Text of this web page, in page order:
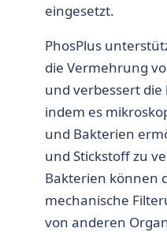
eingesetzt.
PhosPlus
die Vermehrung
und verbessert
indem es
und Bakterien
und Stickstoff zu
Bakterien können
mechanische
von anderen